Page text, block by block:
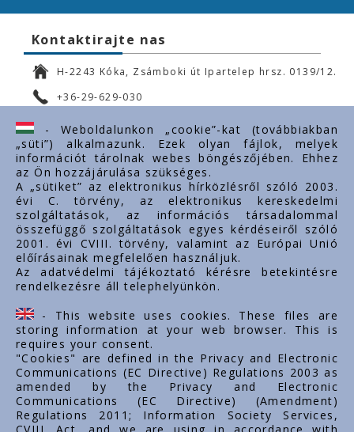
Kontaktirajte nas
H-2243 Kóka, Zsámboki út Ipartelep hrsz. 0139/12.
+36-29-629-030
ertekesites@styron.hu
export@styron.hu
www.styron.hu
Važni linkovi
O nama
Dokumenti
Kontakt
Karijera
- Weboldalunkon „cookie”-kat (továbbiakban
„süti”) alkalmazunk. Ezek olyan fájlok, melyek
információt tárolnak webes böngészőjében. Ehhez
az Ön hozzájárulása szükséges.
A „sütiket” az elektronikus hírközlésről szóló 2003.
évi C. törvény, az elektronikus kereskedelmi
szolgáltatások, az információs társadalommal
összefüggő szolgáltatások egyes kérdéseiről szóló
2001. évi CVIII. törvény, valamint az Európai Unió
előírásainak megfelelően használjuk.
Az adatvédelmi tájékoztató kérésre betekintésre
rendelkezésre áll telephelyünkön.
- This website uses cookies. These files are
storing information at your web browser. This is
requires your consent.
"Cookies" are defined in the Privacy and Electronic
Communications (EC Directive) Regulations 2003 as
amended by the Privacy and Electronic
Communications (EC Directive) (Amendment)
Regulations 2011; Information Society Services,